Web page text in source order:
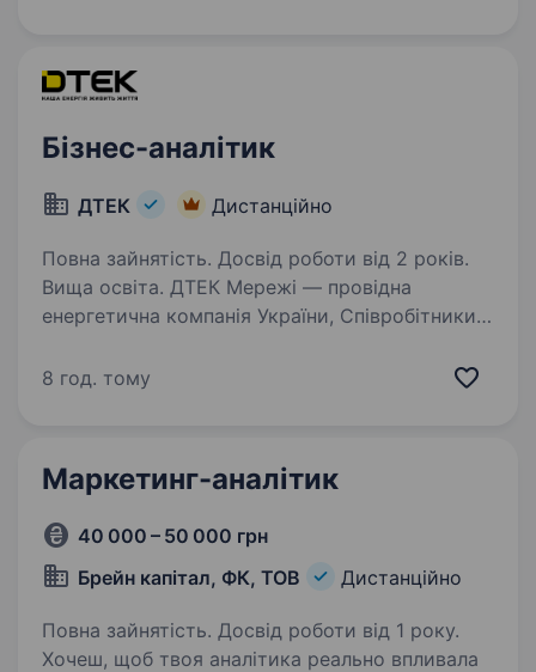
Бізнес-аналітик
ДТЕК Дистанційно
Повна зайнятість. Досвід роботи від 2 років.
Вища освіта. ДТЕК Мережі — провідна
енергетична компанія України, Співробітники
українців світло та комфорт, а підприємства —
8 год. тому
Маркетинг-аналітик
40 000 – 50 000 грн
Брейн капітал, ФК, ТОВ
Дистанційно
Повна зайнятість. Досвід роботи від 1 року.
Хочеш, щоб твоя аналітика реально впливала